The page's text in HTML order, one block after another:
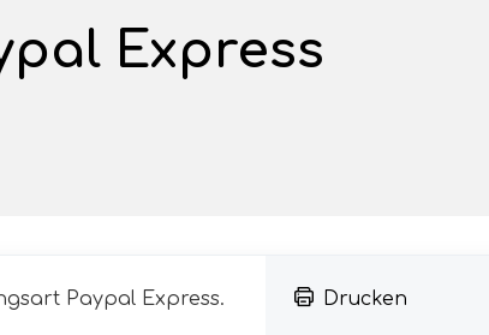
Express
Paypal Express. Drucken